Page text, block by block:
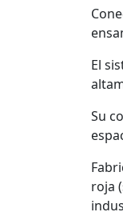
El
Su
roja